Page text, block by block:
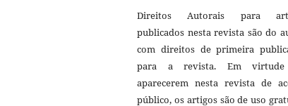
Direitos Autorais para
publicados nesta revista são do
com direitos de primeira
para a revista. Em
aparecerem nesta revista de
público, os artigos são de uso